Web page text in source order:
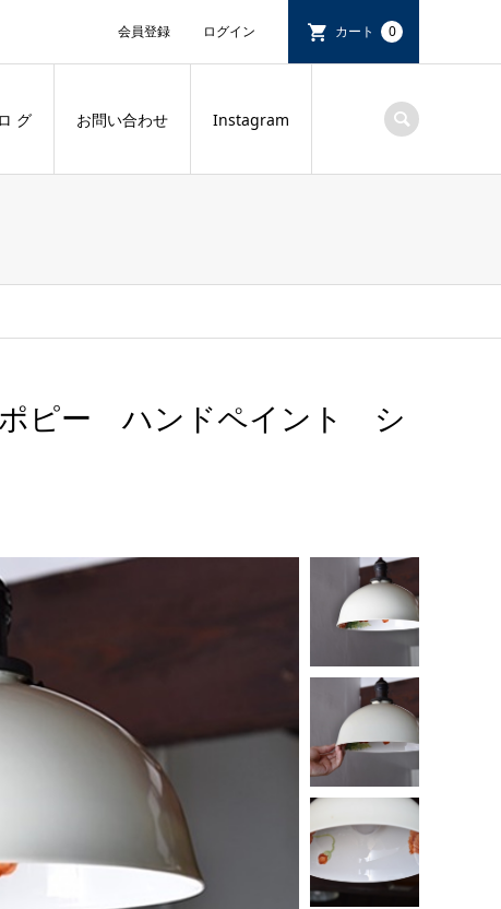
会員登録 ログイン カート 0
グ お問い合わせ Instagram
ピー ハンドペイント シ